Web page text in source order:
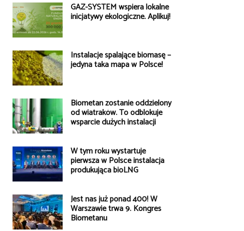
GAZ-SYSTEM wspiera lokalne
inicjatywy ekologiczne. Aplikuj!
Instalacje spalające biomasę –
jedyna taka mapa w Polsce!
Biometan zostanie oddzielony
od wiatraków. To odblokuje
wsparcie dużych instalacji
W tym roku wystartuje
pierwsza w Polsce instalacja
produkująca bioLNG
Jest nas już ponad 400! W
Warszawie trwa 9. Kongres
Biometanu